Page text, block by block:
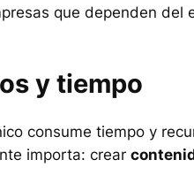
que dependen
y tiempo
consume tiempo y
importa: crear